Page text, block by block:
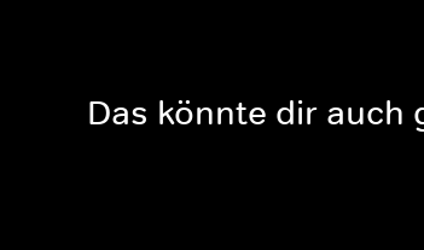
Das könnte dir auch